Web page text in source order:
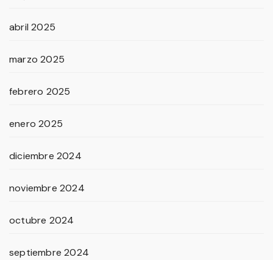
abril 2025
marzo 2025
febrero 2025
enero 2025
diciembre 2024
noviembre 2024
octubre 2024
septiembre 2024